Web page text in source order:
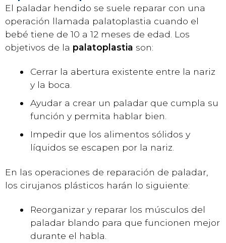
El paladar hendido se suele reparar con una
operación llamada palatoplastia cuando el
bebé tiene de 10 a 12 meses de edad. Los
objetivos de la palatoplastia son:
Cerrar la abertura existente entre la nariz
y la boca.
Ayudar a crear un paladar que cumpla su
función y permita hablar bien.
Impedir que los alimentos sólidos y
líquidos se escapen por la nariz.
En las operaciones de reparación de paladar,
los cirujanos plásticos harán lo siguiente:
Reorganizar y reparar los músculos del
paladar blando para que funcionen mejor
durante el habla.